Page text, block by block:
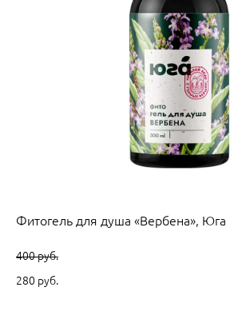
Фитогель для душа «Вербена», Юга
400 pуб.
280 pуб.